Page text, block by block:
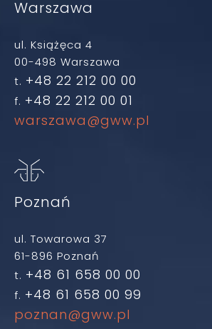
Warszawa
ul. Książęca 4
00-498 Warszawa
t. +48 22 212 00 00
f. +48 22 212 00 01
warszawa@gww.pl
Poznań
ul. Towarowa 37
61-896 Poznań
t. +48 61 658 00 00
f. +48 61 658 00 99
poznan@gww.pl